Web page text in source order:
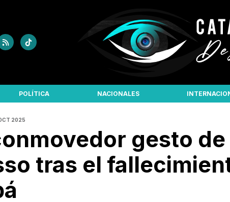
POLÍTICA NACIONALES
2025
gesto
tras el